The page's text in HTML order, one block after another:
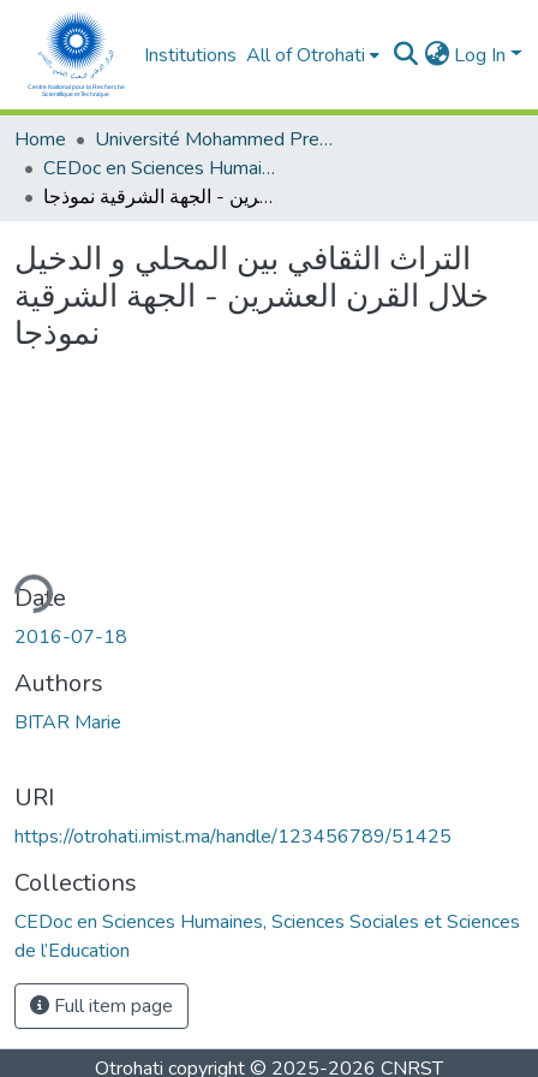
Institutions All of Otrohati Log In
Home
Université Mohammed Premier - Oujda
CEDoc en Sciences Humaines, Sciences Sociales et Sciences de l’Education
التراث الثقافي بين المحلي و الدخيل خلال القرن العشرين - الجهة الشرقية نموذجا
التراث الثقافي بين المحلي و الدخيل
خلال القرن العشرين - الجهة الشرقية
نموذجا
Date
2016-07-18
Authors
BITAR Marie
URI
https://otrohati.imist.ma/handle/123456789/51425
Collections
CEDoc en Sciences Humaines, Sciences Sociales et Sciences
de l’Education
Full item page
Otrohati copyright © 2025-2026 CNRST